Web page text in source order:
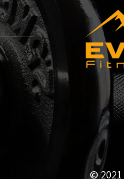
© 2021